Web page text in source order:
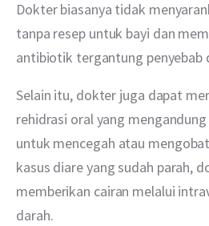
Dokter biasanya tidak
tanpa resep untuk bayi dan
antibiotik tergantung penyebab
Selain itu, dokter juga dapat
rehidrasi oral yang
untuk mencegah atau
kasus diare yang sudah parah,
memberikan cairan melalui
darah.